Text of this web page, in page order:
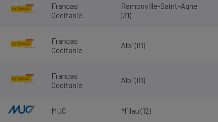
Francas
Occitanie
Ramonville-Saint-Agne
(31)
Francas
Occitanie
Albi (81)
Francas
Occitanie
Albi (81)
MUC Millau (12)